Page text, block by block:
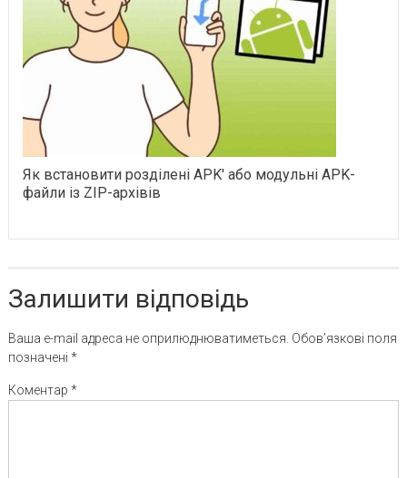
Як встановити розділені APK' або модульні APK-
файли із ZIP-архівів
Залишити відповідь
Ваша e-mail адреса не оприлюднюватиметься. Обов’язкові поля
позначені *
Коментар *